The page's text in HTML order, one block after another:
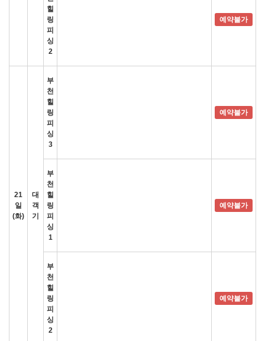
힐
링
피
싱
2
예약불가
21
일
(화)
대
객
기
부
천
힐
링
피
싱
3
예약불가
부
천
힐
링
피
싱
1
예약불가
부
천
힐
링
피
싱
2
예약불가